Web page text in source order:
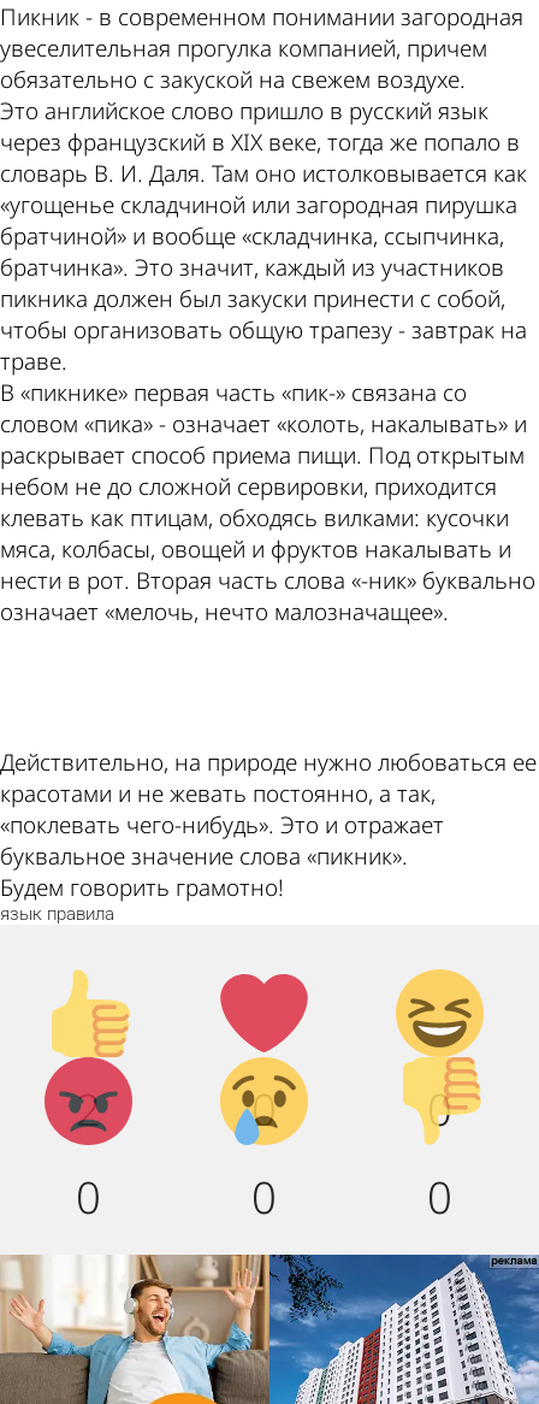
Пикник - в современном понимании загородная
увеселительная прогулка компанией, причем
обязательно с закуской на свежем воздухе.
Это английское слово пришло в русский язык
через французский в XIХ веке, тогда же попало в
словарь В. И. Даля. Там оно истолковывается как
«угощенье складчиной или загородная пирушка
братчиной» и вообще «складчинка, ссыпчинка,
братчинка». Это значит, каждый из участников
пикника должен был закуски принести с собой,
чтобы организовать общую трапезу - завтрак на
траве.
В «пикнике» первая часть «пик-» связана со
словом «пика» - означает «колоть, накалывать» и
раскрывает способ приема пищи. Под открытым
небом не до сложной сервировки, приходится
клевать как птицам, обходясь вилками: кусочки
мяса, колбасы, овощей и фруктов накалывать и
нести в рот. Вторая часть слова «-ник» буквально
означает «мелочь, нечто малозначащее».
Действительно, на природе нужно любоваться ее
красотами и не жевать постоянно, а так,
«поклевать чего-нибудь». Это и отражает
буквальное значение слова «пикник».
Будем говорить грамотно!
язык правила
Палец
вверх!
2
Лайк!
0
Дикий
смех!
0
Агрессия!
0
Грусть :(
0
Палец
вниз!
0